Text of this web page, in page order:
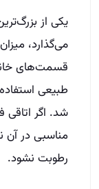
یکی از
می‌گذارد،
قسمت‌های
طبیعی
شد. اگر اتاقی
مناسبی در آن
رطوبت نشود.